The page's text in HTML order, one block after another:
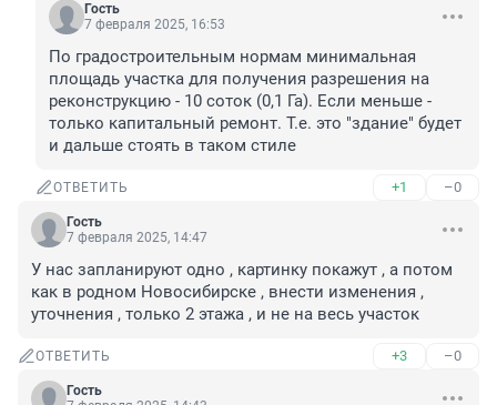
Гость
7 февраля 2025, 16:53
По градостроительным нормам минимальная
площадь участка для получения разрешения на
реконструкцию - 10 соток (0,1 Га). Если меньше -
только капитальный ремонт. Т.е. это "здание" будет
и дальше стоять в таком стиле
ОТВЕТИТЬ +1 –0
Гость
7 февраля 2025, 14:47
У нас запланируют одно , картинку покажут , а потом
как в родном Новосибирске , внести изменения ,
уточнения , только 2 этажа , и не на весь участок
ОТВЕТИТЬ +3 –0
Гость